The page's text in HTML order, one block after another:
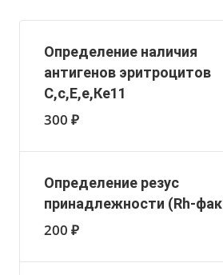
Определение наличия
антигенов эритроцитов
С,с,Е,е,Ке11
300 ₽
Определение резус
принадлежности (Rh-
200 ₽